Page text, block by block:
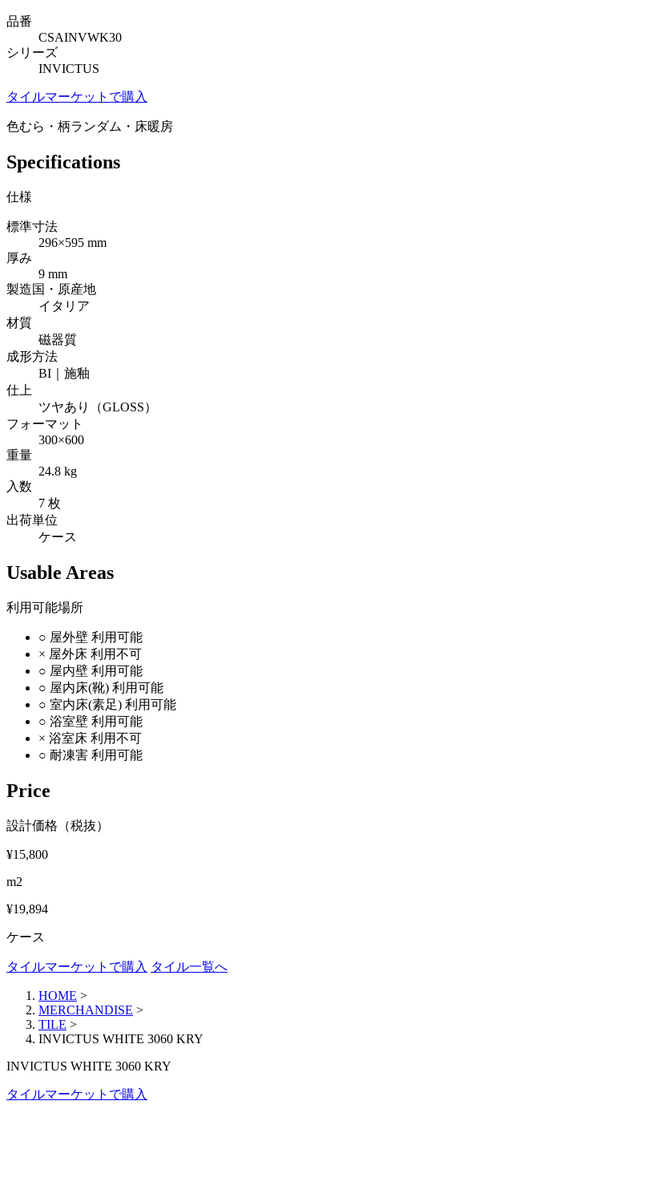
品番
CSAINVWK30
シリーズ
INVICTUS
タイルマーケットで購入
色むら・柄ランダム・床暖房
Specifications
仕様
標準寸法
296×595 mm
厚み
9 mm
製造国・原産地
イタリア
材質
磁器質
成形方法
BI｜施釉
仕上
ツヤあり（GLOSS）
フォーマット
300×600
重量
24.8 kg
入数
7 枚
出荷単位
ケース
Usable Areas
利用可能場所
○ 屋外壁 利用可能
× 屋外床 利用不可
○ 屋内壁 利用可能
○ 屋内床(靴) 利用可能
○ 室内床(素足) 利用可能
○ 浴室壁 利用可能
× 浴室床 利用不可
○ 耐凍害 利用可能
Price
設計価格（税抜）
¥15,800
m2
¥19,894
ケース
タイルマーケットで購入 タイル一覧へ
HOME >
MERCHANDISE >
TILE >
INVICTUS WHITE 3060 KRY
INVICTUS WHITE 3060 KRY
タイルマーケットで購入